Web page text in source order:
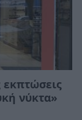
εκπτώσεις
νύκτα»